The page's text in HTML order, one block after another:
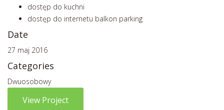
dostęp do kuchni
dostęp do internetu balkon parking
Date
27 maj 2016
Categories
Dwuosobowy
View Project